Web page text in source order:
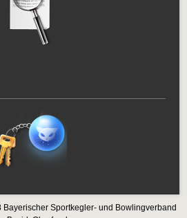
Sportkegler- und Bowlingverband